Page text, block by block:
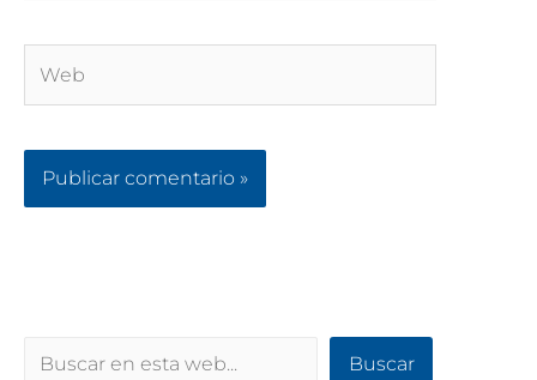
Buscar Buscar